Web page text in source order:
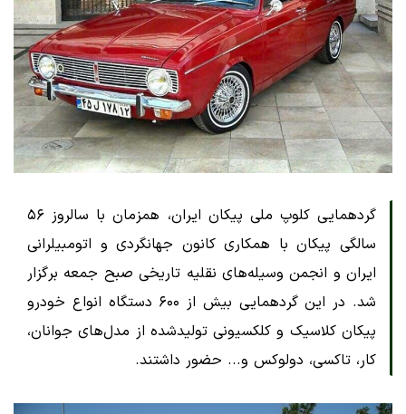
گردهمایی کلوپ ملی پیکان ایران، همزمان با سالروز ۵۶
سالگی پیکان با همکاری کانون جهانگردی و اتومبیلرانی
ایران و انجمن وسیله‌های نقلیه تاریخی صبح جمعه برگزار
شد. در این گردهمایی بیش از ۶۰۰ دستگاه انواع خودرو
پیکان کلاسیک و کلکسیونی تولیدشده از مدل‌های جوانان،
کار، تاکسی، دولوکس و... حضور داشتند.